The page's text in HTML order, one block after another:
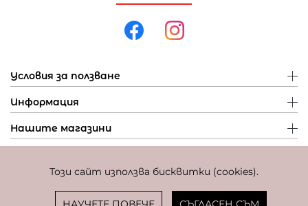
Този сайт използва бисквитки (cookies).
Условия за ползване
Информация
Нашите магазини
Фиксиран курс за превалутиране: 1 EUR = 1,95583 BGN